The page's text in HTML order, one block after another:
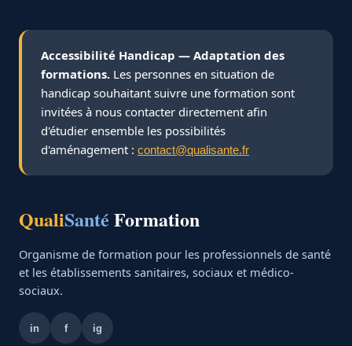
Accessibilité Handicap — Adaptation des
formations. Les personnes en situation de
handicap souhaitant suivre une formation sont
invitées à nous contacter directement afin
d'étudier ensemble les possibilités
d'aménagement : contact@qualisante.fr
QualiSanté Formation
Organisme de formation pour les professionnels de santé
et les établissements sanitaires, sociaux et médico-
sociaux.
in f ig